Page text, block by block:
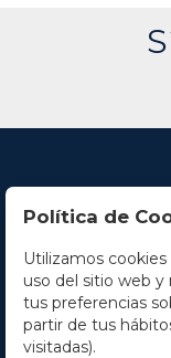
Contacto
Horario
La empresa
Política de
Utilizamos
uso del sitio web
tus preferencias
partir de tus
visitadas).